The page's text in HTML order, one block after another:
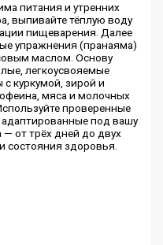
питания и утренних
выпивайте тёплую воду
пищеварения. Далее
упражнения (пранаяма)
маслом. Основу
легкоусвояемые
куркумой, зирой и
мяса и молочных
проверенные
под вашу
от трёх дней до двух
состояния здоровья.